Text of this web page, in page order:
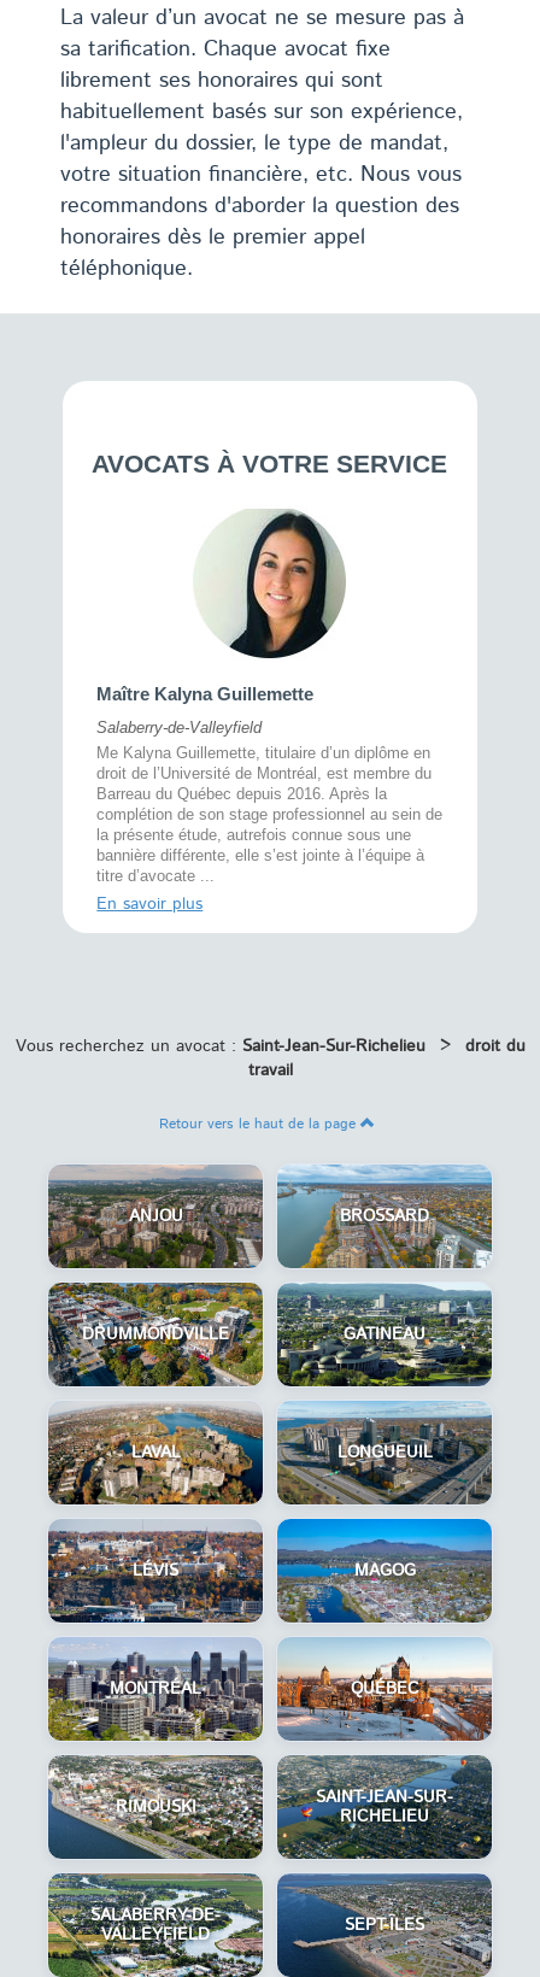
La valeur d’un avocat ne se mesure pas à
sa tarification. Chaque avocat fixe
librement ses honoraires qui sont
habituellement basés sur son expérience,
l'ampleur du dossier, le type de mandat,
votre situation financière, etc. Nous vous
recommandons d'aborder la question des
honoraires dès le premier appel
téléphonique.
AVOCATS À VOTRE SERVICE
Maître Kalyna Guillemette
Salaberry-de-Valleyfield
Me Kalyna Guillemette, titulaire d’un diplôme en
droit de l’Université de Montréal, est membre du
Barreau du Québec depuis 2016. Après la
complétion de son stage professionnel au sein de
la présente étude, autrefois connue sous une
bannière différente, elle s’est jointe à l’équipe à
titre d’avocate ...
En savoir plus
Vous recherchez un avocat : Saint-Jean-Sur-Richelieu >
droit du
travail
Retour vers le haut de la page
ANJOU BROSSARD
DRUMMONDVILLE GATINEAU
LAVAL LONGUEUIL
LÉVIS MAGOG
MONTRÉAL QUÉBEC
RIMOUSKI
SAINT-JEAN-SUR-
RICHELIEU
SALABERRY-DE-
VALLEYFIELD
SEPT-ÎLES